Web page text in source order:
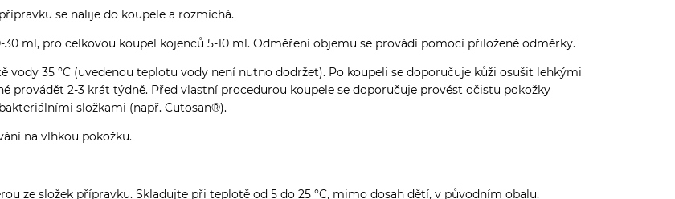
se nalije do koupele a rozmíchá.
ml, pro celkovou koupel kojenců 5-10 ml. Odměření objemu se provádí pomocí přiložené odměrky.
vody 35 °C (uvedenou teplotu vody není nutno dodržet). Po koupeli se doporučuje kůži osušit lehkými
2-3 krát týdně. Před vlastní procedurou koupele se doporučuje provést očistu pokožky
složkami (např. Cutosan®).
na vlhkou pokožku.
ze složek přípravku. Skladujte při teplotě od 5 do 25 °C, mimo dosah dětí, v původním obalu.